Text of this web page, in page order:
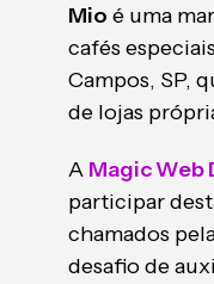
Mio é uma
cafés
Campos, SP,
de lojas
A Magic Web
participar
chamados
desafio de